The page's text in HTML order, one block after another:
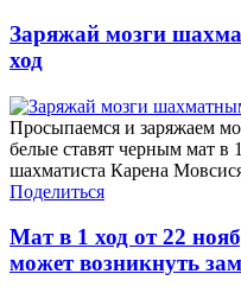
Заряжай мозги
ход
Просыпаемся и заряжаем
белые ставят черным мат в
шахматиста Карена
Поделиться
Мат в 1 ход от 22
может возникнуть